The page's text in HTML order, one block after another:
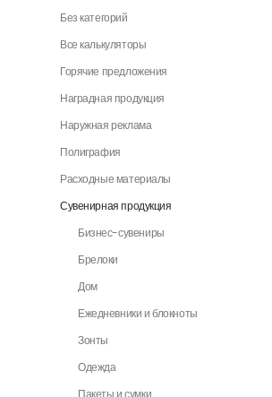
Без категорий
Все калькуляторы
Горячие предложения
Наградная продукция
Наружная реклама
Полиграфия
Расходные материалы
Сувенирная продукция
Бизнес-сувениры
Брелоки
Дом
Ежедневники и блокноты
Зонты
Одежда
Пакеты и сумки